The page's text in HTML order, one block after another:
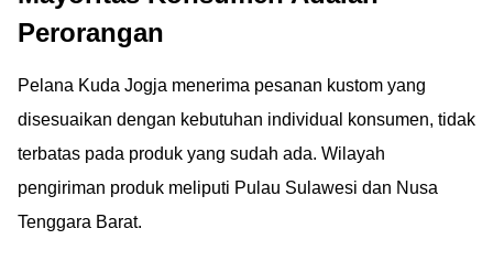
Perorangan
Pelana Kuda Jogja menerima pesanan kustom yang
disesuaikan dengan kebutuhan individual konsumen, tidak
terbatas pada produk yang sudah ada. Wilayah
pengiriman produk meliputi Pulau Sulawesi dan Nusa
Tenggara Barat.